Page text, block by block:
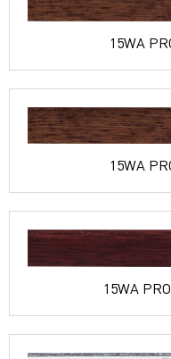
15WA
15WA
15WA